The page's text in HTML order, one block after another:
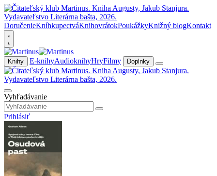
DoručenieKníhkupectváKnihovrátokPoukážkyKnižný blogKontakt
Knihy E-knihyAudioknihyHryFilmy Doplnky
Vyhľadávanie
Prihlásiť